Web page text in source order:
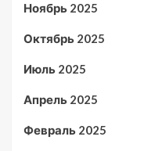
Ноябрь 2025
Октябрь 2025
Июль 2025
Апрель 2025
Февраль 2025